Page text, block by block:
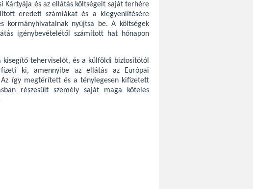
Kártyája és az ellátás költségeit saját terhére
eredeti számlákat és a kiegyenlítésére
kormányhivatalnak nyújtsa be. A költségek
igénybevételétől számított hat hónapon
kisegítő teherviselőt, és a külföldi biztosítótól
ki, amennyibe az ellátás az Európai
így megtérített és a ténylegesen kifizetett
részesült személy saját maga köteles